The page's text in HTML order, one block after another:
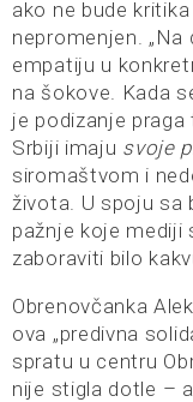
ako ne bude
nepromenjen.
empatiju u
na šokove. Kada
je podizanje
Srbiji imaju svoje
siromaštvom i
života. U spoju sa
pažnje koje mediji
zaboraviti bilo
Obrenovčanka
ova „predivna
spratu u centru
nije stigla dotle –